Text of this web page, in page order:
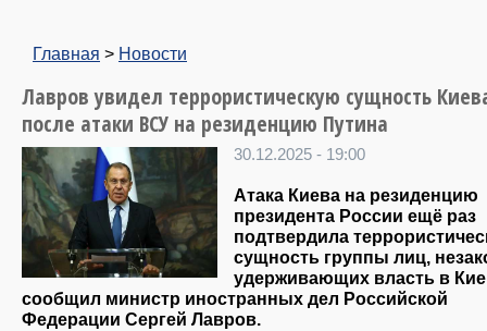
Главная > Новости
Лавров увидел террористическую сущность
после атаки ВСУ на резиденцию Путина
30.12.2025 - 19:00
Атака Киева на резиденцию
президента России ещё раз
подтвердила
сущность группы лиц,
удерживающих власть в
сообщил министр иностранных дел Российской
Федерации Сергей Лавров.